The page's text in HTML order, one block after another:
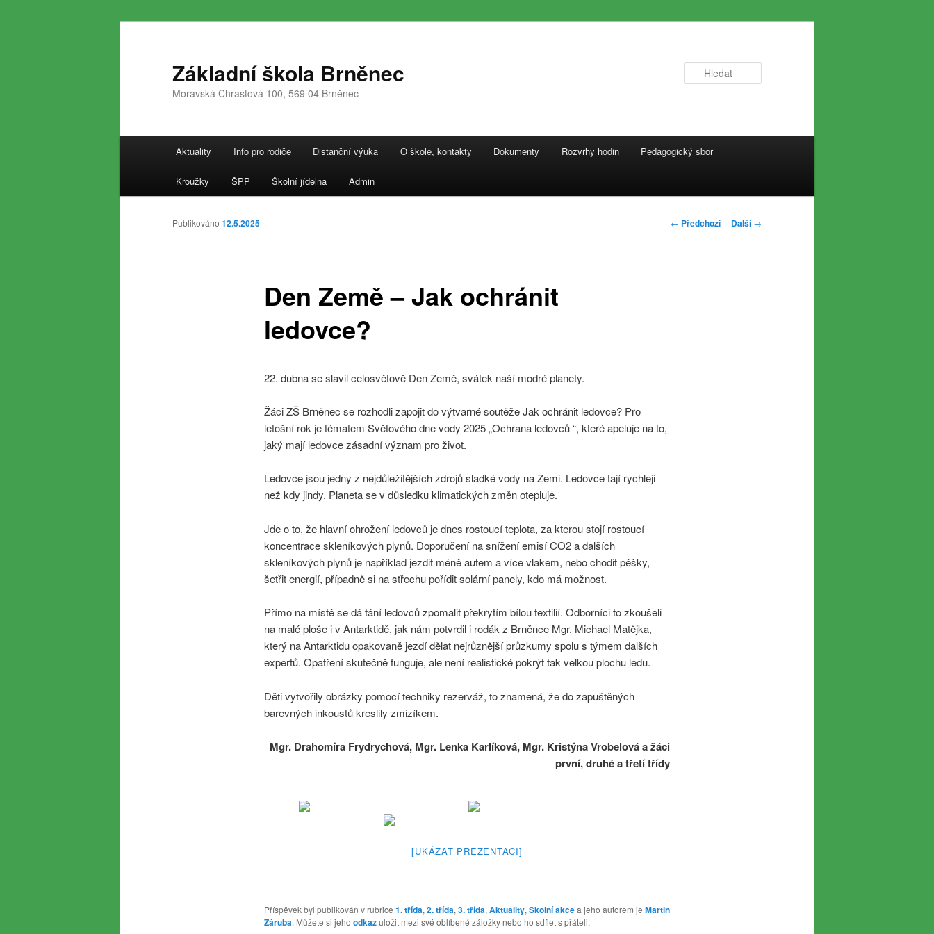
Základní škola Brněnec
Moravská Chrastová 100, 569 04 Brněnec
Aktuality Info pro rodiče Distanční výuka O škole, kontakty Dokumenty Rozvrhy hodin Pedagogický sbor
Kroužky ŠPP Školní jídelna Admin
Navigace
← Předchozí Další→
Den Země – Jak ochránit
ledovce?
Publikováno 12.5.2025
22. dubna se slavil celosvětově Den Země, svátek naší modré planety.
Žáci ZŠ Brněnec se rozhodli zapojit do výtvarné soutěže Jak ochránit ledovce? Pro
letošní rok je tématem Světového dne vody 2025 „Ochrana ledovců “, které apeluje na to,
jaký mají ledovce zásadní význam pro život.
Ledovce jsou jedny z nejdůležitějších zdrojů sladké vody na Zemi. Ledovce tají rychleji
než kdy jindy. Planeta se v důsledku klimatických změn otepluje.
Jde o to, že hlavní ohrožení ledovců je dnes rostoucí teplota, za kterou stojí rostoucí
koncentrace skleníkových plynů. Doporučení na snížení emisí CO2 a dalších
skleníkových plynů je například jezdit méně autem a více vlakem, nebo chodit pěšky,
šetřit energií, případně si na střechu pořídit solární panely, kdo má možnost.
Přímo na místě se dá tání ledovců zpomalit překrytím bílou textilií. Odborníci to zkoušeli
na malé ploše i v Antarktidě, jak nám potvrdil i rodák z Brněnce Mgr. Michael Matějka,
který na Antarktidu opakovaně jezdí dělat nejrůznější průzkumy spolu s týmem dalších
expertů. Opatření skutečně funguje, ale není realistické pokrýt tak velkou plochu ledu.
Děti vytvořily obrázky pomocí techniky rezerváž, to znamená, že do zapuštěných
barevných inkoustů kreslily zmizíkem.
Mgr. Drahomíra Frydrychová, Mgr. Lenka Karlíková, Mgr. Kristýna Vrobelová a žáci
první, druhé a třetí třídy
[UKÁZAT PREZENTACI]
Příspěvek byl publikován v rubrice 1. třída, 2. třída, 3. třída, Aktuality, Školní akcea jeho autorem je Martin
Záruba. Můžete si jeho odkazuložit mezi své oblíbené záložky nebo ho sdílet s přáteli.